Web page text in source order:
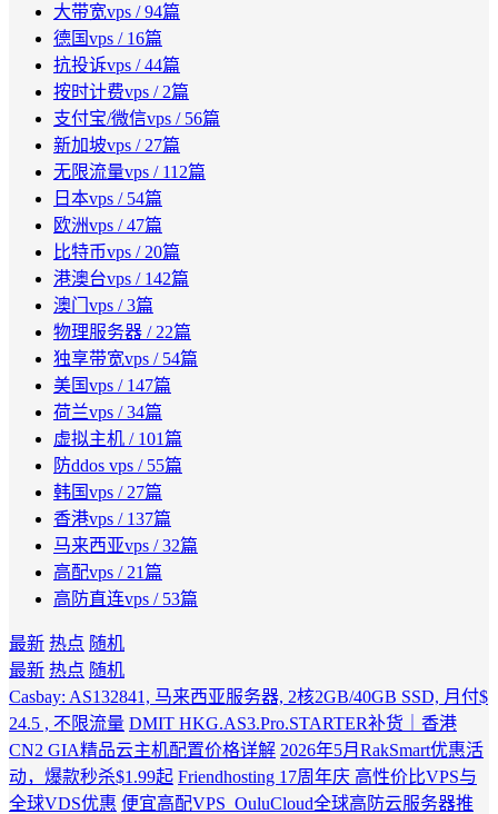
大带宽vps / 94篇
德国vps / 16篇
抗投诉vps / 44篇
按时计费vps / 2篇
支付宝/微信vps / 56篇
新加坡vps / 27篇
无限流量vps / 112篇
日本vps / 54篇
欧洲vps / 47篇
比特币vps / 20篇
港澳台vps / 142篇
澳门vps / 3篇
物理服务器 / 22篇
独享带宽vps / 54篇
美国vps / 147篇
荷兰vps / 34篇
虚拟主机 / 101篇
防ddos vps / 55篇
韩国vps / 27篇
香港vps / 137篇
马来西亚vps / 32篇
高配vps / 21篇
高防直连vps / 53篇
最新 热点 随机
最新 热点 随机
Casbay: AS132841, 马来西亚服务器, 2核2GB/40GB SSD, 月付$
24.5 , 不限流量 DMIT HKG.AS3.Pro.STARTER补货｜香港
CN2 GIA精品云主机配置价格详解 2026年5月RakSmart优惠活
动，爆款秒杀$1.99起 Friendhosting 17周年庆 高性价比VPS与
全球VDS优惠 便宜高配VPS_OuluCloud全球高防云服务器推